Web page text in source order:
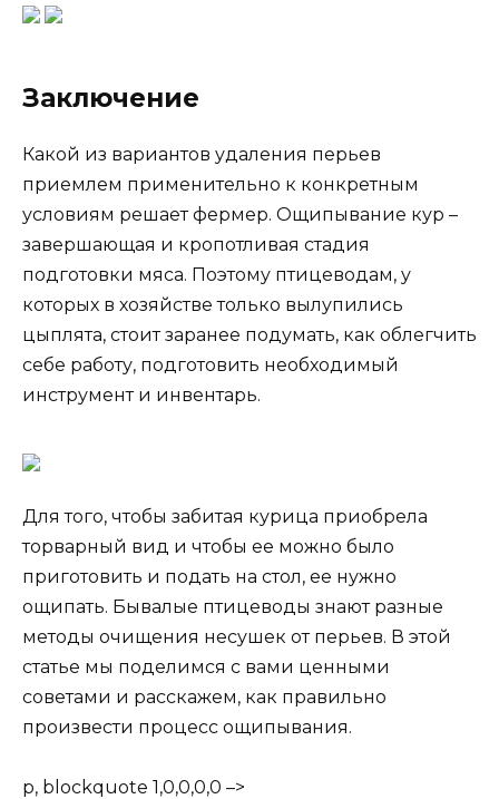
Заключение
Какой из вариантов удаления перьев
приемлем применительно к конкретным
условиям решает фермер. Ощипывание кур –
завершающая и кропотливая стадия
подготовки мяса. Поэтому птицеводам, у
которых в хозяйстве только вылупились
цыплята, стоит заранее подумать, как облегчить
себе работу, подготовить необходимый
инструмент и инвентарь.
Для того, чтобы забитая курица приобрела
торварный вид и чтобы ее можно было
приготовить и подать на стол, ее нужно
ощипать. Бывалые птицеводы знают разные
методы очищения несушек от перьев. В этой
статье мы поделимся с вами ценными
советами и расскажем, как правильно
произвести процесс ощипывания.
p, blockquote 1,0,0,0,0 –>